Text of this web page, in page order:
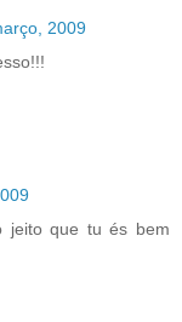
2009
jeito que tu és bem